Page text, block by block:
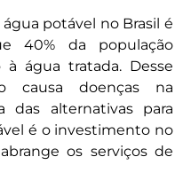
potável no Brasil é
40% da população
à água tratada. Desse
causa doenças na
das alternativas para
é o investimento no
os serviços de